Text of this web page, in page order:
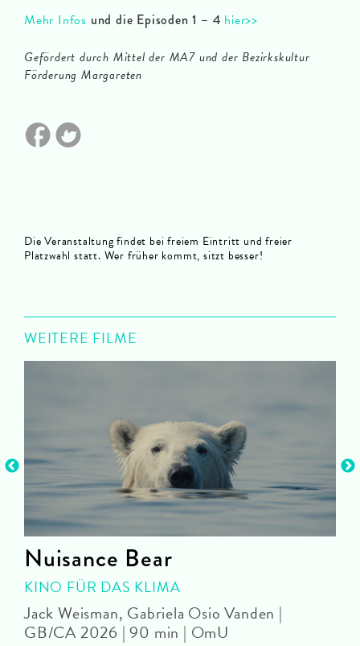
Mehr Infos und die Episoden 1 – 4 hier>>
Gefördert durch Mittel der MA7 und der Bezirkskultur
Förderung Margareten
Die Veranstaltung findet bei freiem Eintritt und freier
Platzwahl statt. Wer früher kommt, sitzt besser!
WEITERE FILME
Nuisance Bear
KINO FÜR DAS KLIMA
Jack Weisman, Gabriela Osio Vanden |
GB/CA 2026 | 90 min | OmU